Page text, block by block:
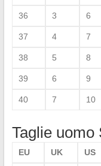
36 3 6
37 4 7
38 5 8
39 6 9
40 7 10
Taglie uomo
EU UK US